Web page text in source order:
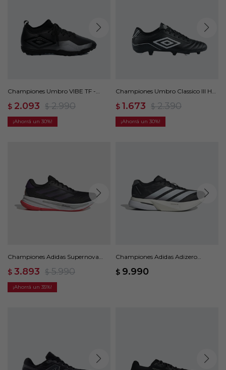
Championes Umbro VIBE TF -
$ 2.093 $ 2.990
30
Championes Umbro Classico III HG
$ 1.673 $ 2.390
30
Championes Adidas Supernova
$ 3.893 $ 5.990
35
Championes Adidas Adizero
$ 9.990